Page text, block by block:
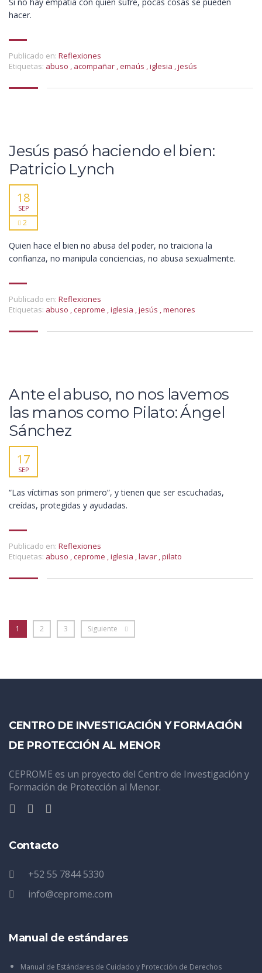
hacer.
Publicado en: Reflexiones
Etiquetas: abuso , acompañar ,emaús ,iglesia ,jesús
Jesús pasó haciendo el bien:
Patricio Lynch
18
SEP
2
Quien hace el bien no abusa del poder, no traiciona la
confianza, no manipula conciencias, no abusa sexualmente.
Publicado en: Reflexiones
Etiquetas: abuso ,ceprome ,iglesia ,jesús ,menores
Ante el abuso, no nos lavemos
las manos como Pilato: Ángel
Sánchez
17
SEP
“Las víctimas son primero”, y tienen que ser escuchadas,
creídas, protegidas y ayudadas.
Publicado en: Reflexiones
Etiquetas: abuso ,ceprome ,iglesia ,lavar ,pilato
1 2 3 Siguiente
CENTRO DE INVESTIGACIÓN Y FORMACIÓN
DE PROTECCIÓN AL MENOR
CEPROME es un proyecto del Centro de Investigación y
Formación de Protección al Menor.
Contacto
+52 55 7844 5330
info@ceprome.com
Manual de estándares
Manual de Estándares de Cuidado y Protección de Derechos